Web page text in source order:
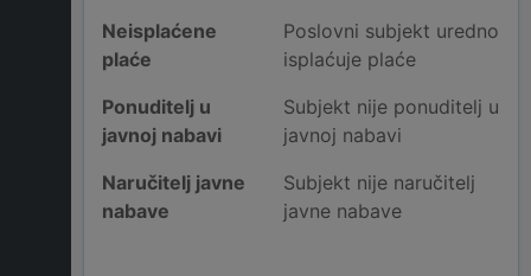
Neisplaćene
plaće
Poslovni subjekt uredno
isplaćuje plaće
Ponuditelj u
javnoj nabavi
Subjekt nije ponuditelj u
javnoj nabavi
Naručitelj javne
nabave
Subjekt nije naručitelj
javne nabave